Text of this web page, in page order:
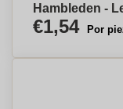
Hambleden -
€1,54 Por